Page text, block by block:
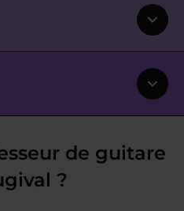
de guitare
?